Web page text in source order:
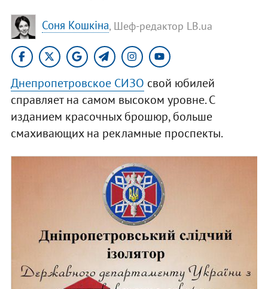
Соня Кошкіна, Шеф-редактор LB.ua
Днепропетровское СИЗО свой юбилей
справляет на самом высоком уровне. С
изданием красочных брошюр, больше
смахивающих на рекламные проспекты.